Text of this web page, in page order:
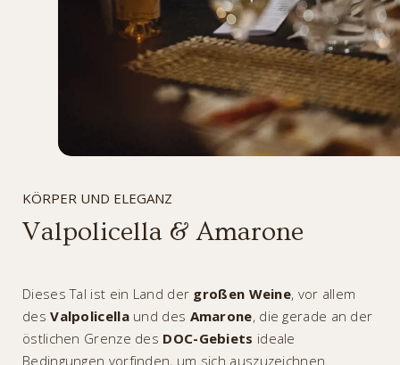
KÖRPER UND ELEGANZ
Valpolicella & Amarone
Dieses Tal ist ein Land der großen Weine, vor allem
desValpolicellaund des Amarone, die gerade an der
östlichen Grenze des DOC-Gebiets ideale
Bedingungen vorfinden, um sich auszuzeichnen.